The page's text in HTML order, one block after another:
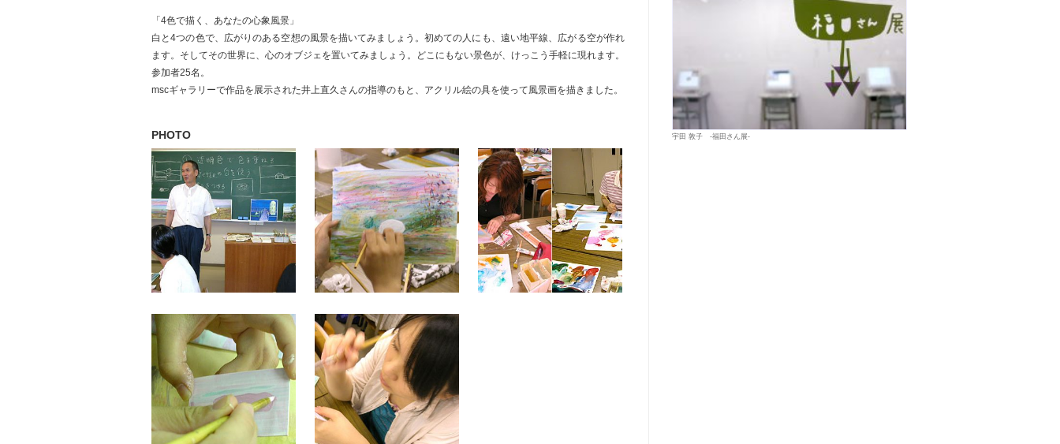
「4色で描く、あなたの心象風景」
白と4つの色で、広がりのある空想の風景を描いてみましょう。初めての人にも、遠い地平線、広がる空が作れ
ます。そしてその世界に、心のオブジェを置いてみましょう。どこにもない景色が、けっこう手軽に現れます。
参加者25名。
mscギャラリーで作品を展示された井上直久さんの指導のもと、アクリル絵の具を使って風景画を描きました。
PHOTO 宇田 敦子 -福田さん展-